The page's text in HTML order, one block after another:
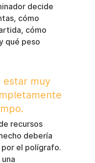
decide
cómo
cómo
qué peso
estar muy
recursos
debería
el polígrafo.